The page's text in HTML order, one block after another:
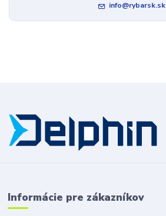
info@rybarsk.sk
Informácie pre zákazníkov